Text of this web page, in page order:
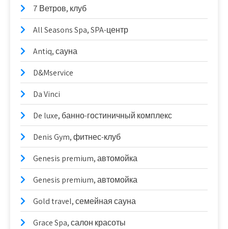
7 Ветров, клуб
All Seasons Spa, SPA-центр
Antiq, сауна
D&Mservice
Da Vinci
De luxe, банно-гостиничный комплекс
Denis Gym, фитнес-клуб
Genesis premium, автомойка
Genesis premium, автомойка
Gold travel, семейная сауна
Grace Spa, салон красоты